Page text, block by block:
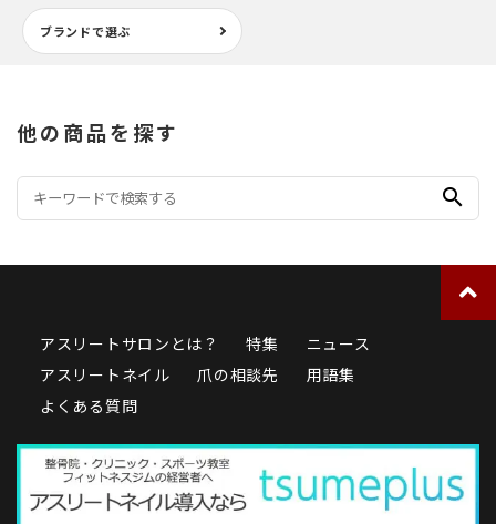
ブランドで選ぶ
他の商品を探す
search
アスリートサロンとは？ 特集
ニュース
アスリートネイル
爪の相談先
用語集
よくある質問